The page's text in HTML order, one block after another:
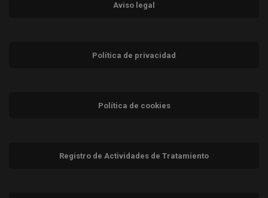
Aviso legal
Política de privacidad
Política de cookies
Registro de Actividades de Tratamiento